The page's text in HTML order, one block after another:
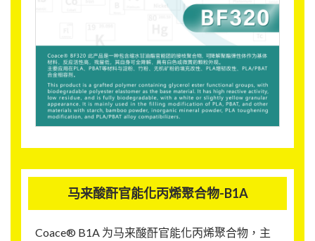
马来酸酐官能化丙烯聚合物-B1A
Coace® B1A 为马来酸酐官能化丙烯聚合物，主